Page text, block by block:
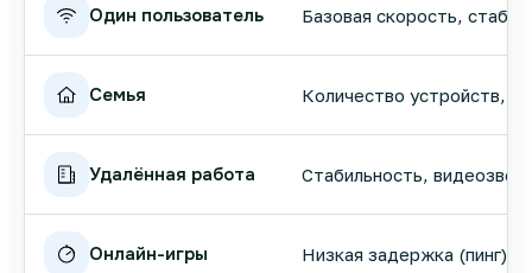
Один пользователь Базовая скорость,
Семья Количество устройств,
Удалённая работа Стабильность,
Онлайн-игры Низкая задержка (пинг),